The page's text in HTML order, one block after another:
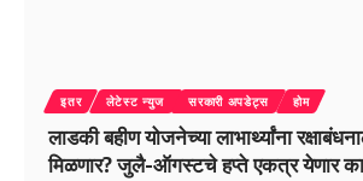
इतर लेटेस्ट न्युज सरकारी अपडेट्स होम
लाडकी बहीण योजनेच्या लाभार्थ्यांना
मिळणार? जुलै-ऑगस्टचे हप्ते एकत्र येणार